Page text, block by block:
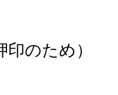
印のため）